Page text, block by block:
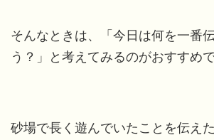
そんなときは、「今日は何を一番
う？」と考えてみるのがおすすめで
砂場で長く遊んでいたことを伝え